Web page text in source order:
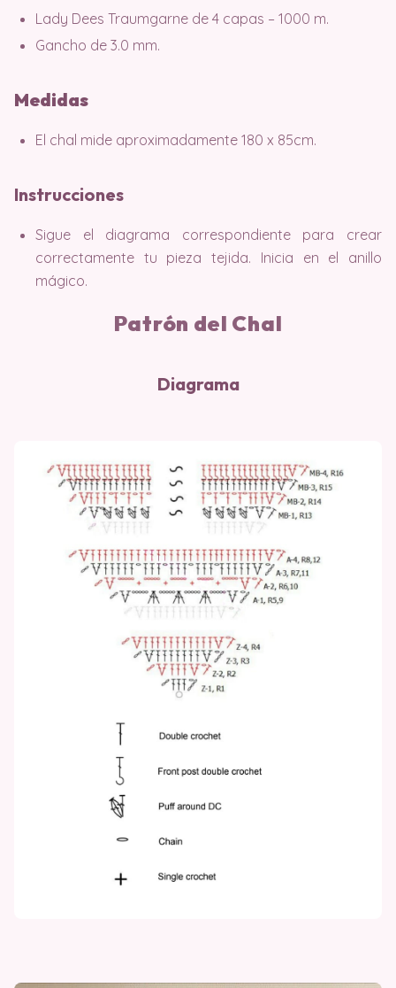
Lady Dees Traumgarne de 4 capas – 1000 m.
Gancho de 3.0 mm.
Medidas
El chal mide aproximadamente 180 x 85cm.
Instrucciones
Sigue el diagrama correspondiente para crear
correctamente tu pieza tejida. Inicia en el anillo
mágico.
Patrón del Chal
Diagrama